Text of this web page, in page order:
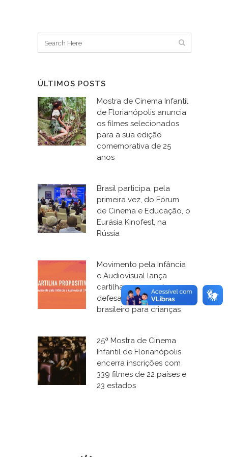
ÚLTIMOS POSTS
Mostra de Cinema Infantil
de Florianópolis anuncia
os filmes selecionados
para a sua edição
comemorativa de 25
anos
Brasil participa, pela
primeira vez, do Fórum
de Cinema e Educação, o
Eurásia Kinofest, na
Rússia
Movimento pela Infância
e Audiovisual lança
cartilha e campanha em
defesa do cinema
brasileiro para crianças
25ª Mostra de Cinema
Infantil de Florianópolis
encerra inscrições com
339 filmes de 22 países e
23 estados